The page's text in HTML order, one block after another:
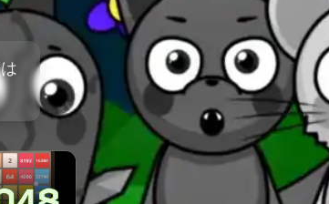
ァーズゲームの機
能